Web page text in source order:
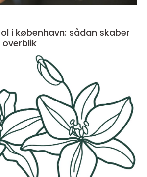
i københavn: sådan skaber